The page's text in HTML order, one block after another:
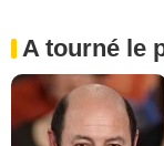
A tourné le